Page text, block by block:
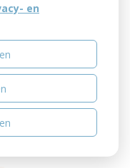
borstelkop.
maanden of eerder
kun tu tandplak op
De elektrische
voor u.
de plaatsing van
en